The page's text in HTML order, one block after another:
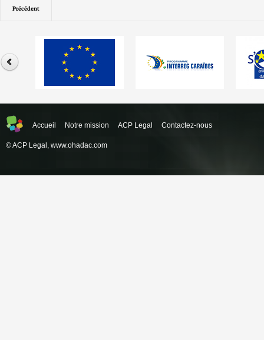
Précédent
Accueil Notre mission ACP Legal Contactez-nous
© ACP Legal, www.ohadac.com